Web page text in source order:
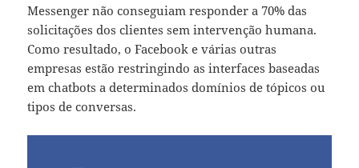
Messenger não conseguiam responder a 70% das
solicitações dos clientes sem intervenção humana.
Como resultado, o Facebook e várias outras
empresas estão restringindo as interfaces baseadas
em chatbots a determinados domínios de tópicos ou
tipos de conversas.